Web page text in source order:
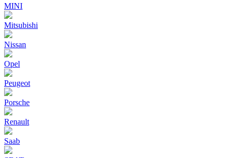
MINI
Mitsubishi
Nissan
Opel
Peugeot
Porsche
Renault
Saab